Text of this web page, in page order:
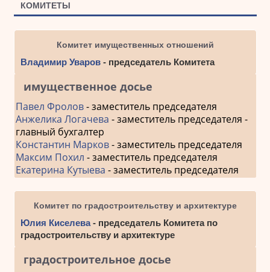
КОМИТЕТЫ
Комитет имущественных отношений
Владимир Уваров- председатель Комитета
имущественное досье
Павел Фролов- заместитель председателя
Анжелика Логачева - заместитель председателя -
главный бухгалтер
Константин Марков- заместитель председателя
Максим Похил - заместитель председателя
Екатерина Кутыева - заместитель председателя
Комитет по градостроительству и архитектуре
Юлия Киселева- председатель Комитета по
градостроительству и архитектуре
градостроительное досье